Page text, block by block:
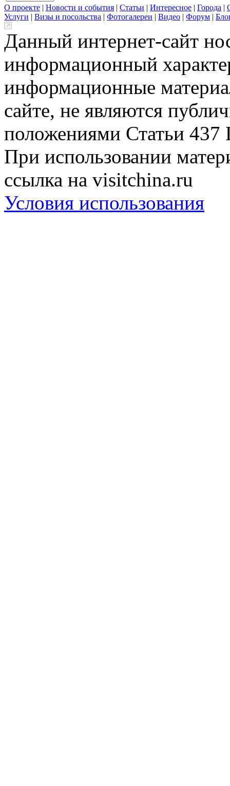
О проекте | Новости и события | Статьи | Интересное | Города |
Услуги | Визы и посольства | Фотогалереи | Видео | Форум |
Данный интернет-сайт
информационный
информационные
сайте, не являются
положениями Статьи 437
При использовании
ссылка на visitchina.ru
Условия использования